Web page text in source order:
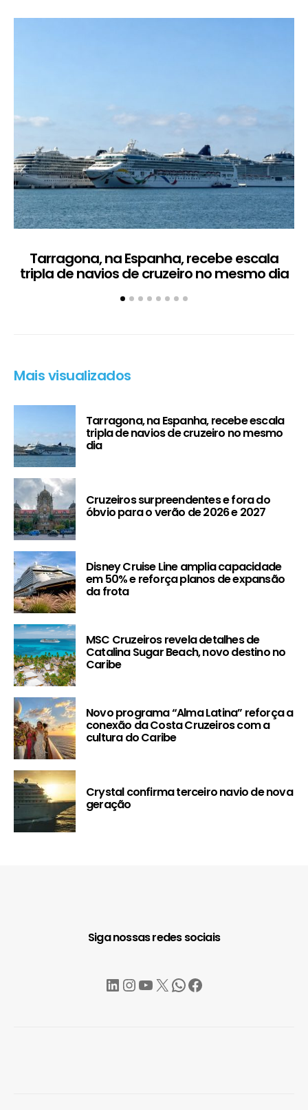
Tarragona, na Espanha, recebe escala
tripla de navios de cruzeiro no mesmo dia
Mais visualizados
Tarragona, na Espanha, recebe escala
tripla de navios de cruzeiro no mesmo
dia
Cruzeiros surpreendentes e fora do
óbvio para o verão de 2026 e 2027
Disney Cruise Line amplia capacidade
em 50% e reforça planos de expansão
da frota
MSC Cruzeiros revela detalhes de
Catalina Sugar Beach, novo destino no
Caribe
Novo programa “Alma Latina” reforça a
conexão da Costa Cruzeiros com a
cultura do Caribe
Crystal confirma terceiro navio de nova
geração
Siga nossas redes sociais
LinkedIn
Instagram
YouTube
X WhatsApp
Facebook